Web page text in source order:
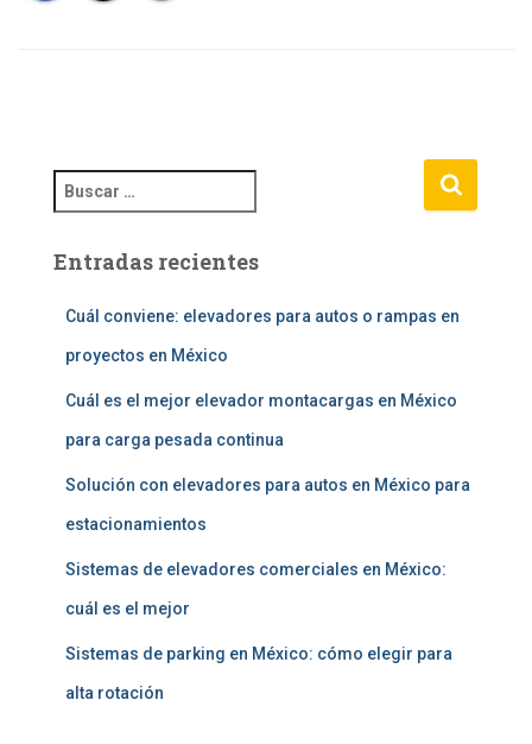
u
c
Entradas recientes
Cuál conviene: elevadores para autos o rampas en
proyectos en México
Cuál es el mejor elevador montacargas en México
para carga pesada continua
Solución con elevadores para autos en México para
estacionamientos
Sistemas de elevadores comerciales en México:
cuál es el mejor
Sistemas de parking en México: cómo elegir para
alta rotación